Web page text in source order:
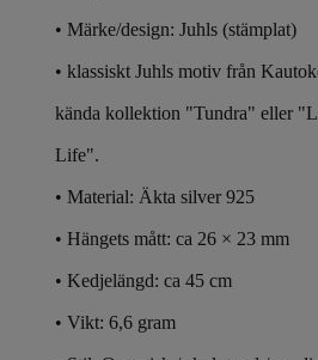
• Märke/design: Juhls (stämplat)
• klassiskt Juhls motiv från
kända kollektion "Tundra" eller
Life".
• Material: Äkta silver 925
• Hängets mått: ca 26 × 23 mm
• Kedjelängd: ca 45 cm
• Vikt: 6,6 gram